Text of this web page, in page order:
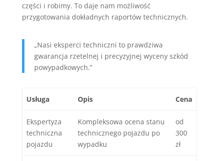
części i robimy. To daje nam możliwość
przygotowania dokładnych raportów technicznych.
„Nasi eksperci techniczni to prawdziwa
gwarancja rzetelnej i precyzyjnej wyceny szkód
powypadkowych.”
Usługa Opis Cena
Ekspertyza
techniczna
pojazdu
Kompleksowa ocena stanu
technicznego pojazdu po
wypadku
od
300
zł